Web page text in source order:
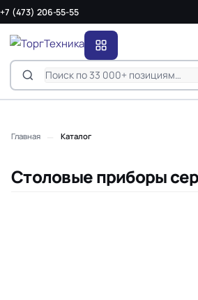
+7 (473) 206-55-55
Главная Каталог
Столовые приборы